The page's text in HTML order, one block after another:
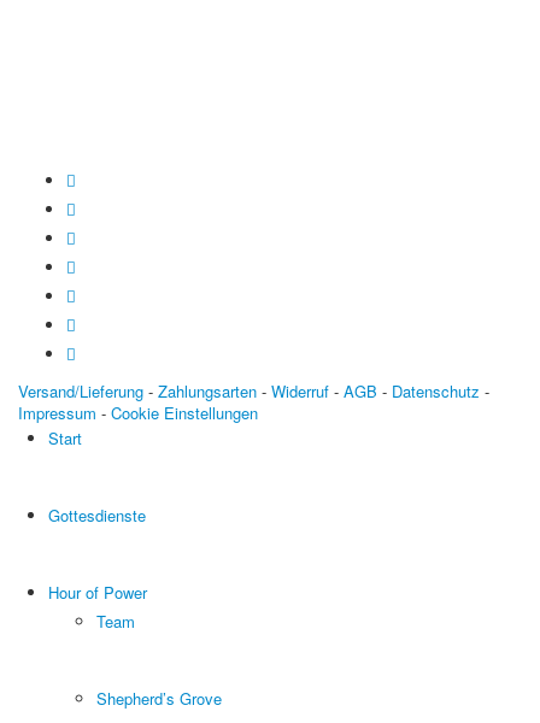
Versand/Lieferung - Zahlungsarten - Widerruf - AGB - Datenschutz -
Impressum - Cookie Einstellungen
Start
Gottesdienste
Hour of Power
Team
Shepherd’s Grove